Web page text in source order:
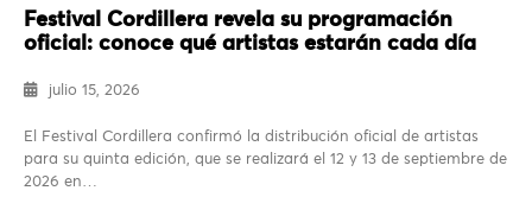
Festival Cordillera revela su programación
oficial: conoce qué artistas estarán cada día
julio 15, 2026
El Festival Cordillera confirmó la distribución oficial de artistas
para su quinta edición, que se realizará el 12 y 13 de septiembre de
2026 en…